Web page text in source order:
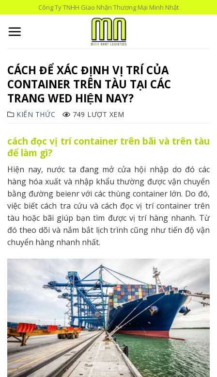
to
content
Công Ty TNHH Giao Nhận Thương Mại Minh Nhật
CÁCH ĐỂ XÁC ĐỊNH VỊ TRÍ CỦA
CONTAINER TRÊN TÀU TẠI CÁC
TRANG WED HIỆN NAY?
KIẾN THỨC 749 LƯỢT XEM
cách đọc vị trí container trên bãi và trên tàu
để làm gì?
Hiện nay, nước ta đang mở cửa hội nhập do đó các
hàng hóa xuất và nhập khẩu thường được vận chuyển
bằng đường beienr với các thùng container lớn. Do đó,
việc biết cách tra cứu và cách đọc vị trí container trên
tàu hoặc bãi giúp bạn tìm được vị trí hàng nhanh. Từ
đó theo dõi và nắm bắt lịch trình cũng như tiến độ vận
chuyển hàng nhanh nhất.